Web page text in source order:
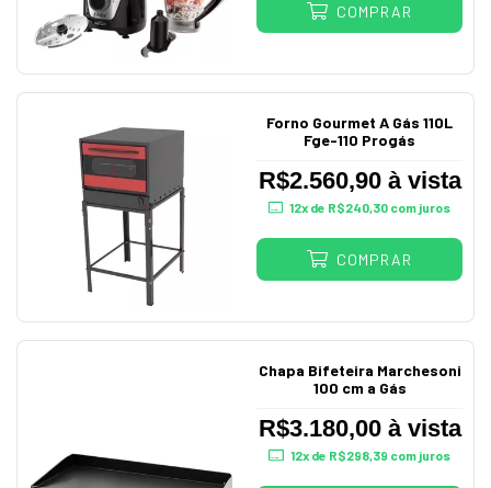
COMPRAR
Forno Gourmet A Gás 110L
Fge-110 Progás
R$2.560,90 à vista
12x de R$240,30 com juros
COMPRAR
Chapa Bifeteira Marchesoni
100 cm a Gás
R$3.180,00 à vista
12x de R$298,39 com juros